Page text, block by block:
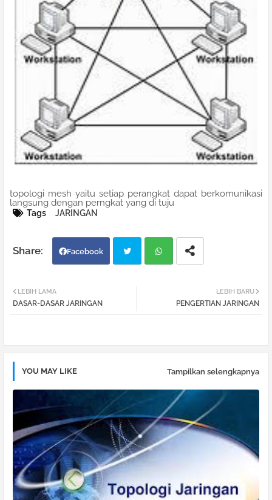
topologi mesh yaitu setiap perangkat dapat berkomunikasi
langsung dengan perngkat yang di tuju
Tags JARINGAN
Facebook
LEBIH BARU
PENGERTIAN JARINGAN
LEBIH LAMA
DASAR-DASAR JARINGAN
YOU MAY LIKE Tampilkan selengkapnya